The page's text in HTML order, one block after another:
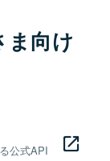
ま向け
公式API